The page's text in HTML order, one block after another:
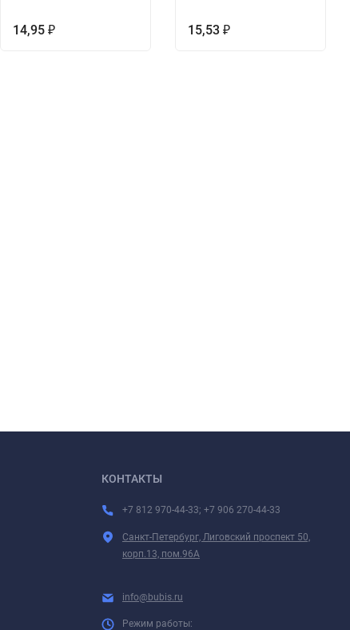
14,95 ₽ 15,53 ₽
КОНТАКТЫ
+7 812 970-44-33; +7 906 270-44-33
Санкт-Петербург, Лиговский проспект 50,
корп.13, пом.96А
info@bubis.ru
Режим работы: